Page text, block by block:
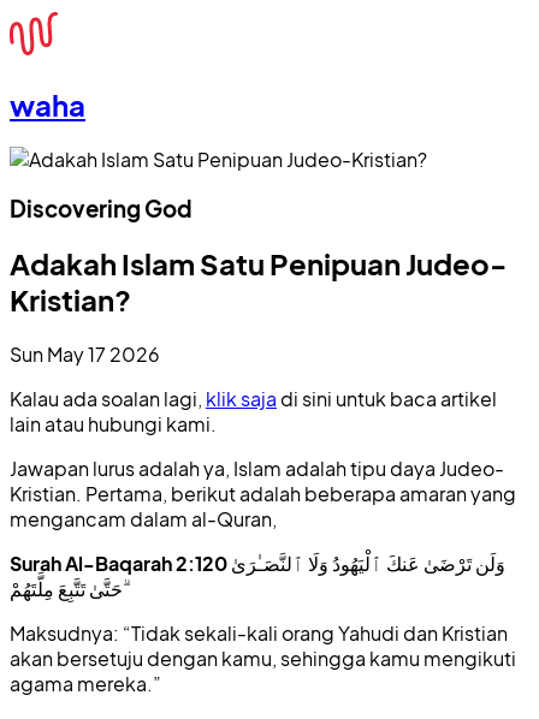
waha
Discovering God
Adakah Islam Satu Penipuan Judeo-
Kristian?
Sun May 17 2026
Kalau ada soalan lagi, klik sajadi sini untuk baca artikel
lain atau hubungi kami.
Jawapan lurus adalah ya, Islam adalah tipu daya Judeo-
Kristian. Pertama, berikut adalah beberapa amaran yang
mengancam dalam al-Quran,
Surah Al-Baqarah 2:120
حَتَّىٰ تَتَّبِعَ مِلَّتَهُمْ ۗ
Maksudnya: “Tidak sekali-kali orang Yahudi dan Kristian
akan bersetuju dengan kamu, sehingga kamu mengikuti
agama mereka.”